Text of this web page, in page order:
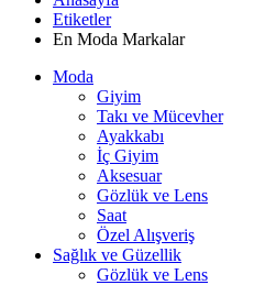
Etiketler
En Moda Markalar
Moda
Giyim
Takı ve Mücevher
Ayakkabı
İç Giyim
Aksesuar
Gözlük ve Lens
Saat
Özel Alışveriş
Sağlık ve Güzellik
Gözlük ve Lens